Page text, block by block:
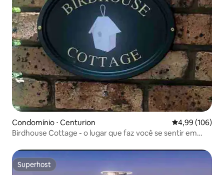
Condomínio ⋅ Centurion 4,99 de uma
4,99 (106)
Birdhouse Cottage - o lugar que faz você se sentir em
Superhost
Superhost